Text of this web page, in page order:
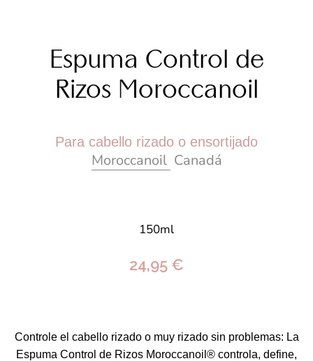
Espuma Control de
Rizos Moroccanoil
Para cabello rizado o ensortijado
Moroccanoil Canadá
150ml
24,95 €
Controle el cabello rizado o muy rizado sin problemas: La
Espuma Control de Rizos Moroccanoil® controla, define,